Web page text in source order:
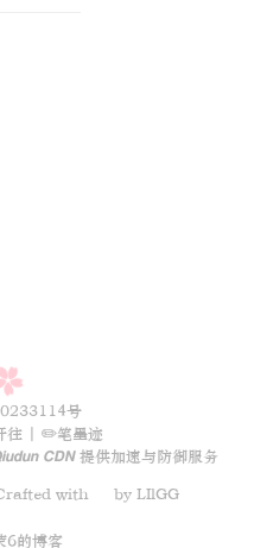
号
往 | ✏️笔墨迹
𝘾𝘿𝙉提供加速与防御服务
with by LIlGG
的博客